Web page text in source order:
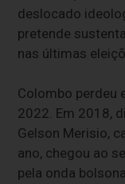
deslocado
pretende
nas últimas
Colombo perdeu
2022. Em 2018,
Gelson Merisio,
ano, chegou ao
pela onda